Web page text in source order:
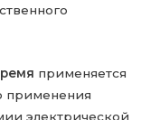
применяется
применения
электрической